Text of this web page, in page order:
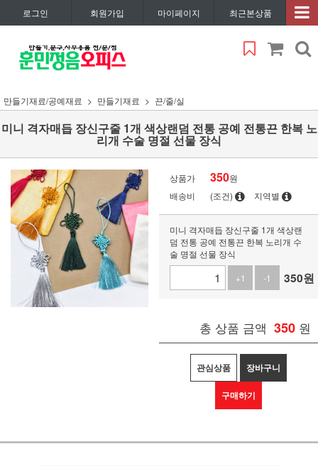
로그인 회원가입 마이페이지 최근본상품
만들기재료/공예재료 만들기재료 끈/줄/실
미니 격자매듭 장신구줄 1개 색상랜덤 전통 공예 전통끈 한복 노
리개 수술 명절 선물 장식
상품가 350원
배송비
(조건) 지역별
미니 격자매듭 장신구줄 1개 색상랜
덤 전통 공예 전통끈 한복 노리개 수
술 명절 선물 장식
+1
-1 350원
총 상품 금액 350 원
관심상품 장바구니
구매하기